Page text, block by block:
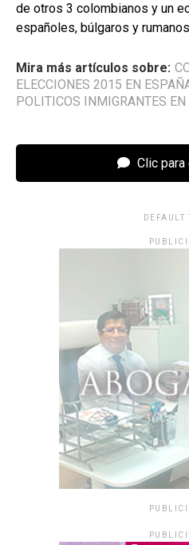
de otros 3 colombianos y un
españoles, búlgaros y
Mira más artículos sobre:
ELECCIONES 2015 EN
POLITICOS INMIGRANTES
Clic para
DEFAULT